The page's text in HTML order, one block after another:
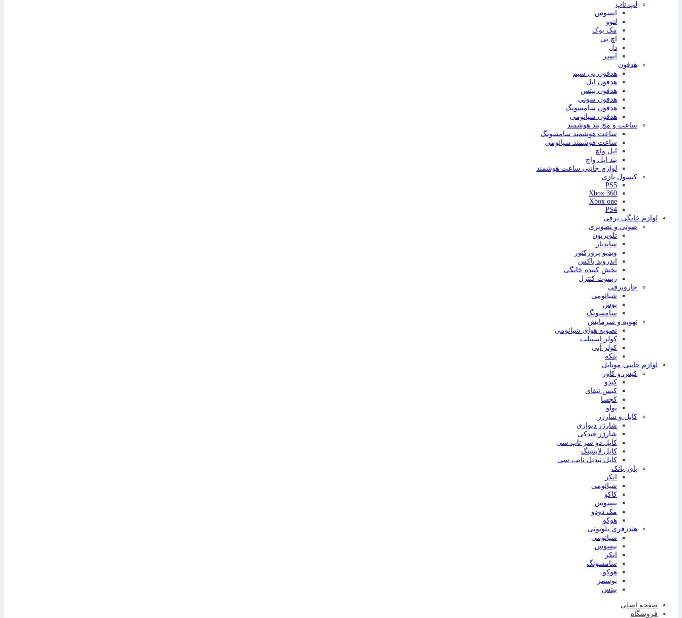
لپ تاپ
ایسوس
لنوو
مک بوک
اچ پی
دل
ایسر
هدفون
هدفون بی سیم
هدفون اپل
هدفون بیتس
هدفون سونی
هدفون سامسونگ
هدفون شیائومی
ساعت و مچ بند هوشمند
ساعت هوشمند سامسونگ
ساعت هوشمند شیائومی
اپل واچ
بند اپل واچ
لوازم جانبی ساعت هوشمند
کنسول بازی
PS5
Xbox 360
Xbox one
PS4
لوازم خانگی برقی
صوتی و تصویری
تلویزیون
ساندبار
ویدیو پروژکتور
اندروید باکس
پخش کننده خانگی
ریموت کنترل
جاروبرقی
شیائومی
بوش
سامسونگ
تهویه و سرمایش
تصویه هوای شیائومی
کولر اسپیلت
کولر آبی
پنکه
لوازم جانبی موبایل
کیس و کاور
کیدو
کیس تیفای
کجسا
پولو
کابل و شارژر
شارژر دیواری
شارژر فندکی
کابل دو سر تاپ سی
کابل لایتنینگ
کابل تبدیل تایپ سی
پاور بانک
انکر
شیائومی
کاکو
بیسوس
مک دودو
هوکو
هندزفری بلوتوثی
شیائومی
بیسوس
انکر
سامسونگ
هوکو
یوسمز
بیتس
صفحه اصلی
فروشگاه